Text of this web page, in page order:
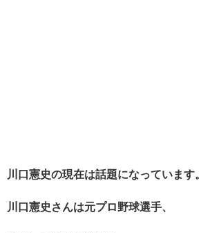
川口憲史の現在は話題になっています。
川口憲史さんは元プロ野球選手、